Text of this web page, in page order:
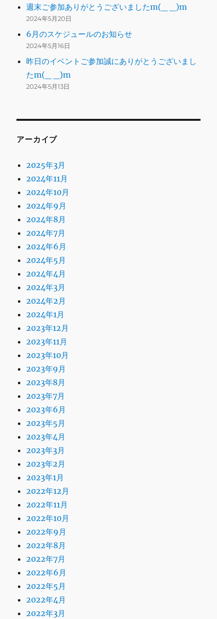
週末ご参加ありがとうございましたm(_ _)m
2024年5月20日
6月のスケジュールのお知らせ
2024年5月16日
昨日のイベントご参加誠にありがとうございまし
たm(_ _)m
2024年5月13日
アーカイブ
2025年3月
2024年11月
2024年10月
2024年9月
2024年8月
2024年7月
2024年6月
2024年5月
2024年4月
2024年3月
2024年2月
2024年1月
2023年12月
2023年11月
2023年10月
2023年9月
2023年8月
2023年7月
2023年6月
2023年5月
2023年4月
2023年3月
2023年2月
2023年1月
2022年12月
2022年11月
2022年10月
2022年9月
2022年8月
2022年7月
2022年6月
2022年5月
2022年4月
2022年3月